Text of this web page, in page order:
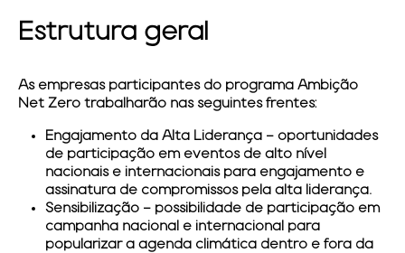
Estrutura geral
As empresas participantes do programa Ambição
Net Zero trabalharão nas seguintes frentes:
Engajamento da Alta Liderança – oportunidades
de participação em eventos de alto nível
nacionais e internacionais para engajamento e
assinatura de compromissos pela alta liderança.
Sensibilização – possibilidade de participação em
campanha nacional e internacional para
popularizar a agenda climática dentro e fora da